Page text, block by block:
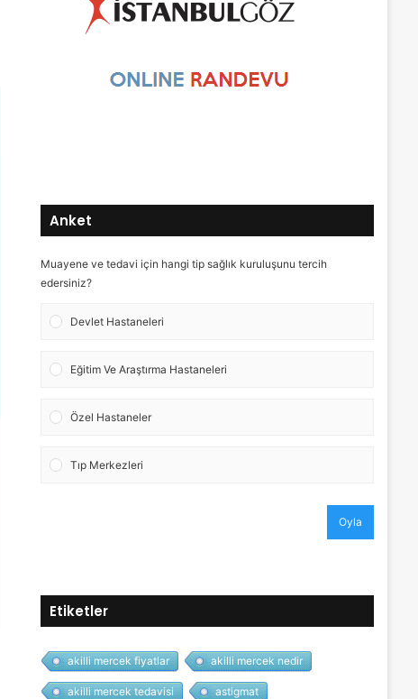
Anket
Muayene ve tedavi için hangi tip sağlık kuruluşunu tercih
edersiniz?
Devlet Hastaneleri
Eğitim Ve Araştırma Hastaneleri
Özel Hastaneler
Tıp Merkezleri
Oyla
Etiketler
akilli mercek fiyatlar akilli mercek nedir
akilli mercek tedavisi astigmat